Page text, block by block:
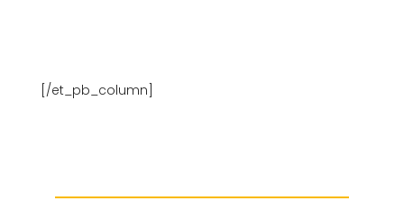
[/et_pb_column]